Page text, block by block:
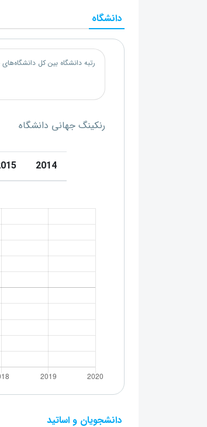
دانشگاه
رتبه دانشگاه بین کل
رنکینگ جهانی دانشگاه
2014
دانشجویان و اساتید